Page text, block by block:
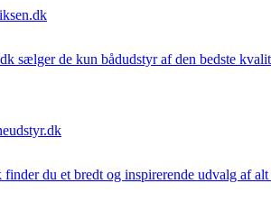
sælger de kun bådudstyr af den bedste
du et bredt og inspirerende udvalg af